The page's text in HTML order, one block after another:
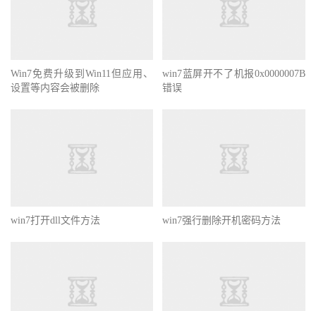
Win7免费升级到Win11但应用、
设置等内容会被删除
win7蓝屏开不了机报0x0000007B
错误
win7打开dll文件方法 win7强行删除开机密码方法